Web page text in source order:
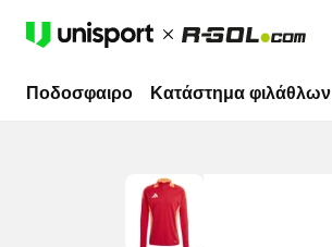
Ποδοσφαιρο Κατάστημα φιλάθλων